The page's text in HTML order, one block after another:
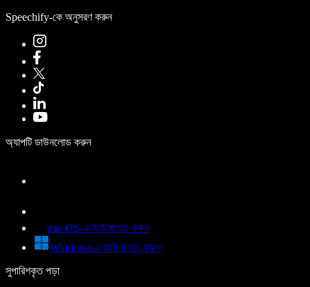
Speechify-কে অনুসরণ করুন
অ্যাপটি ডাউনলোড করুন
macOS-এ ডাউনলোড করুন
Windows-এ ডাউনলোড করুন
সুপারিশকৃত পড়া